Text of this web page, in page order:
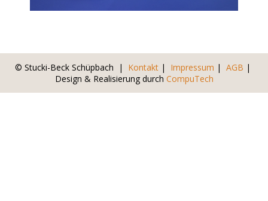
© Stucki-Beck Schüpbach | Kontakt | Impressum | AGB |
Design & Realisierung durch CompuTech